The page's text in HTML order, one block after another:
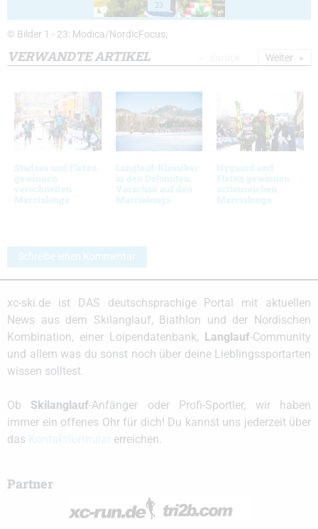
23
© Bilder 1 - 23: Modica/NordicFocus;
VERWANDTE ARTIKEL
Stadaas und Fleten
gewinnen
verschneiten
Marcialonga
Langlauf-Klassiker
in den Dolomiten:
Vorschau auf den
Marcialonga
Nygaard und
Fleten gewinnen
actionreichen
Marcialonga
Weiter
Schreibe einen Kommentar
xc-ski.de ist DAS deutschsprachige Portal mit aktuellen
News aus dem Skilanglauf, Biathlon und der Nordischen
Kombination, einer Loipendatenbank, Langlauf-Community
und allem was du sonst noch über deine Lieblingssportarten
wissen solltest.
Ob Skilanglauf-Anfänger oder Profi-Sportler, wir haben
immer ein offenes Ohr für dich! Du kannst uns jederzeit über
das
erreichen.
Partner